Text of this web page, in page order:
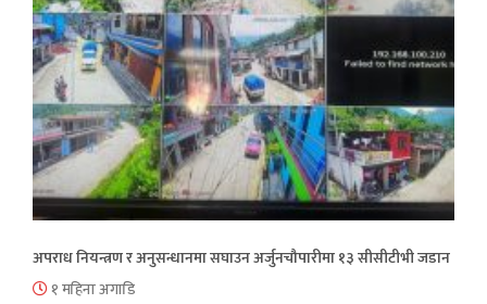
अपराध नियन्त्रण र अनुसन्धानमा सघाउन अर्जुनचौपारीमा १३ सीसीटीभी जडान
१ महिना अगाडि